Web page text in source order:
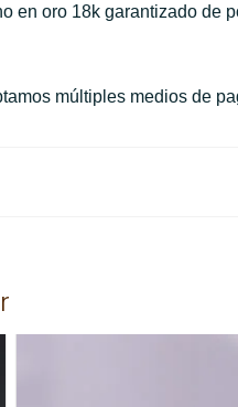
en oro 18k garantizado de
múltiples medios de
este producto